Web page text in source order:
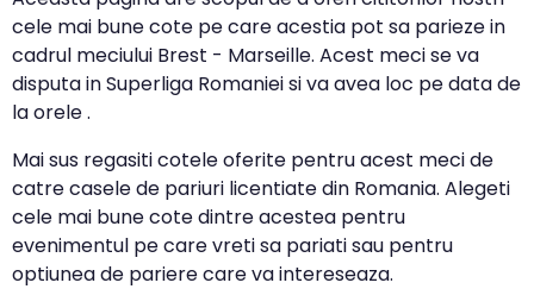
cele mai bune cote pe care acestia pot sa parieze in
cadrul meciului Brest - Marseille. Acest meci se va
disputa in Superliga Romaniei si va avea loc pe data de
la orele .
Mai sus regasiti cotele oferite pentru acest meci de
catre casele de pariuri licentiate din Romania. Alegeti
cele mai bune cote dintre acestea pentru
evenimentul pe care vreti sa pariati sau pentru
optiunea de pariere care va intereseaza.